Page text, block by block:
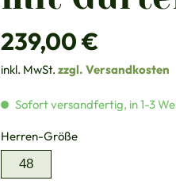
Regulärer Preis:
239,00 €
inkl. MwSt. zzgl. Versandkosten
Sofort versandfertig, in 1-3
Herren-Größeauswählen
48